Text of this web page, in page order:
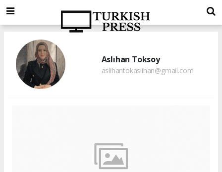
Aslıhan Toksoy
aslihantokaslihan@gmail.com